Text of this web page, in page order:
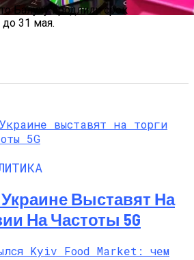
Покупают Украинцы В Интернете
Балуху продлили срок
31 мая.
Украине Выставят На
На Частоты 5G